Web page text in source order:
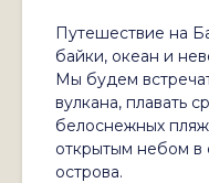
Путешествие на
байки, океан и
Мы будем
вулкана, плавать
белоснежных
открытым небом в
острова.